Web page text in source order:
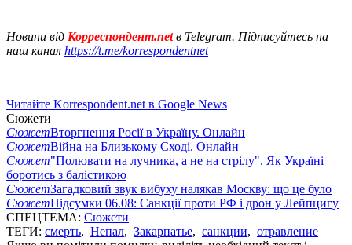
Новини від Корреспондент.netв Telegram. Підписуйтесь на
наш канал https://t.me/korrespondentnet
Читайте Korrespondent.net в Google News
Сюжети
СюжетВторгнення Росії в Україну. Онлайн
СюжетВійна на Близькому Сході. Онлайн
Сюжет"Полювати на лучника, а не на стрілу". Як Україні
боротись з балістикою
СюжетЗагадковий звук вибуху налякав Москву: що це було
СюжетПідсумки 06.08: Санкції проти РФ і дрон у Лейпцигу
СПЕЦТЕМА: Сюжети
ТЕГИ: смерть, Непал, Закарпатье, санкции, отравление